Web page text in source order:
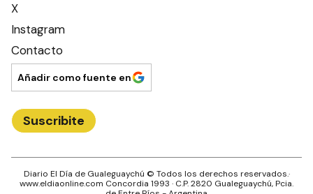
X
Instagram
Contacto
Añadir como fuente en
Suscribite
Diario El Día de Gualeguaychú © Todos los derechos reservados.·
www.eldiaonline.com Concordia 1993 · C.P.2820 Gualeguaychú, Pcia.